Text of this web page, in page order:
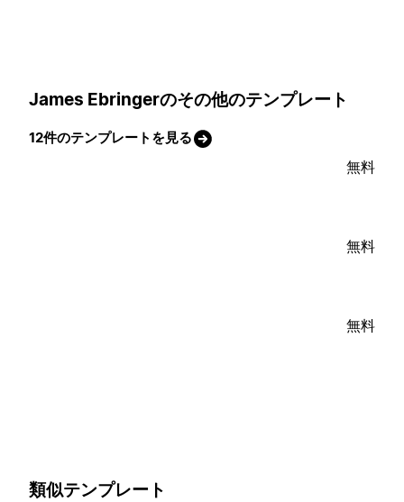
James Ebringerのその他のテンプレート
12件のテンプレートを見る
無料
無料
無料
類似テンプレート